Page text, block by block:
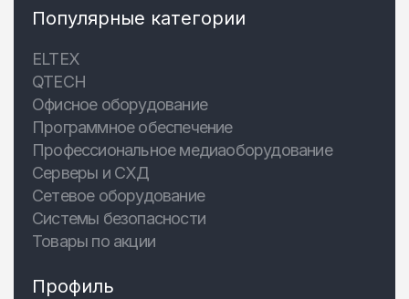
Популярные категории
ELTEX
QTECH
Офисное оборудование
Программное обеспечение
Профессиональное медиаоборудование
Серверы и СХД
Сетевое оборудование
Системы безопасности
Товары по акции
Профиль